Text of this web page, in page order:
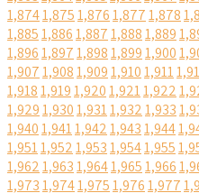
1,8741,8751,8761,8771,878
1,8851,8861,8871,8881,889
1,8961,8971,8981,8991,900
1,9071,9081,9091,9101,911
1,9181,9191,9201,9211,922
1,9291,9301,9311,9321,933
1,9401,9411,9421,9431,944
1,9511,9521,9531,9541,955
1,9621,9631,9641,9651,966
1,9731,9741,9751,9761,977